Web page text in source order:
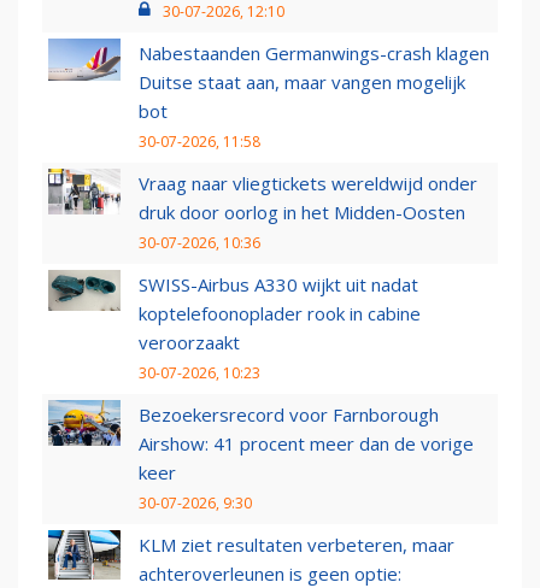
30-07-2026, 12:10
Nabestaanden Germanwings-crash klagen
Duitse staat aan, maar vangen mogelijk
bot
30-07-2026, 11:58
Vraag naar vliegtickets wereldwijd onder
druk door oorlog in het Midden-Oosten
30-07-2026, 10:36
SWISS-Airbus A330 wijkt uit nadat
koptelefoonoplader rook in cabine
veroorzaakt
30-07-2026, 10:23
Bezoekersrecord voor Farnborough
Airshow: 41 procent meer dan de vorige
keer
30-07-2026, 9:30
KLM ziet resultaten verbeteren, maar
achteroverleunen is geen optie: